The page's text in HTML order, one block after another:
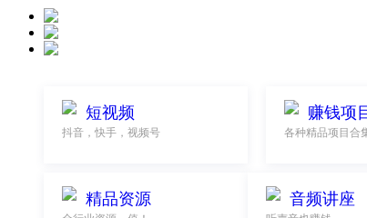
短视频
抖音，快手，视频号
赚钱项
各种精品项目合
精品资源 音频讲座